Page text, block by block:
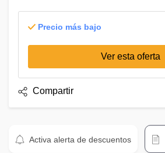
Precio más bajo
Ver esta oferta
Compartir
Activa alerta de descuentos